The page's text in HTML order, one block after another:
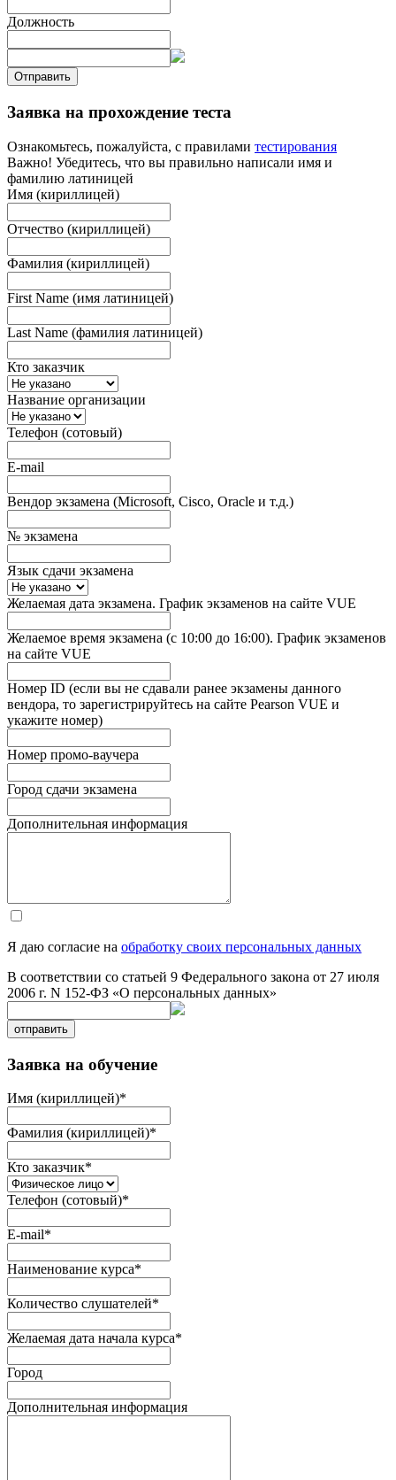
Должность
Отправить
Заявка на прохождение теста
Ознакомьтесь, пожалуйста, с правилами тестирования
Важно! Убедитесь, что вы правильно написали имя и
фамилию латиницей
Имя (кириллицей)
Отчество (кириллицей)
Фамилия (кириллицей)
First Name (имя латиницей)
Last Name (фамилия латиницей)
Кто заказчик
Название организации
Телефон (сотовый)
E-mail
Вендор экзамена (Microsoft, Cisco, Oracle и т.д.)
№ экзамена
Язык сдачи экзамена
Желаемая дата экзамена. График экзаменов на сайте VUE
Желаемое время экзамена (с 10:00 до 16:00). График экзаменов
на сайте VUE
Номер ID (если вы не сдавали ранее экзамены данного
вендора, то зарегистрируйтесь на сайте Pearson VUE и
укажите номер)
Номер промо-ваучера
Город сдачи экзамена
Дополнительная информация
Я даю согласие на обработку своих персональных данных
В соответствии со статьей 9 Федерального закона от 27 июля
2006 г. N 152-ФЗ «О персональных данных»
отправить
Заявка на обучение
Имя (кириллицей)*
Фамилия (кириллицей)*
Кто заказчик*
Телефон (сотовый)*
E-mail*
Наименование курса*
Количество слушателей*
Желаемая дата начала курса*
Город
Дополнительная информация